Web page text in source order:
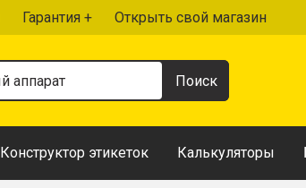
Гарантия + Открыть свой магазин
Конструктор этикеток Калькуляторы